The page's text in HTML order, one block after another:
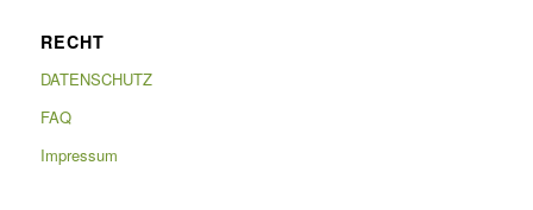
RECHT
DATENSCHUTZ
FAQ
Impressum